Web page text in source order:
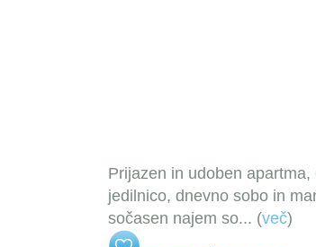
Prijazen in udoben
jedilnico, dnevno sobo in
sočasen najem so... (več)